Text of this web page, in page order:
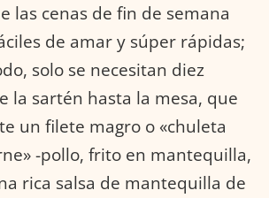
las cenas de fin de semana
de amar y súper rápidas;
solo se necesitan diez
la sartén hasta la mesa, que
un filete magro o «chuleta
-pollo, frito en mantequilla,
rica salsa de mantequilla de